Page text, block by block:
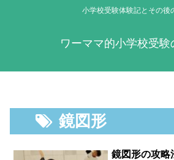
小学校受験体験記とその後
ワーママ的小学校受験
鏡図形
鏡図形の攻略